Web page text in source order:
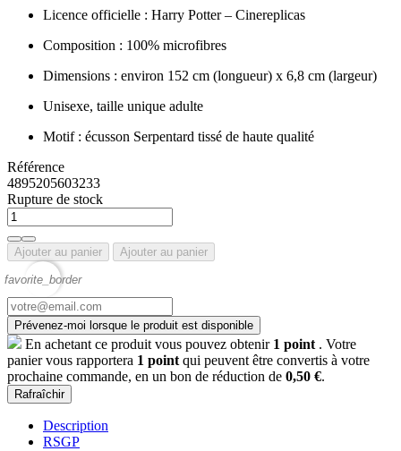
Licence officielle : Harry Potter – Cinereplicas
Composition : 100% microfibres
Dimensions : environ 152 cm (longueur) x 6,8 cm (largeur)
Unisexe, taille unique adulte
Motif : écusson Serpentard tissé de haute qualité
Référence
4895205603233
Rupture de stock
Ajouter au panier Ajouter au panier
favorite_border
Prévenez-moi lorsque le produit est disponible
En achetant ce produit vous pouvez obtenir 1 point . Votre
panier vous rapportera 1 point qui peuvent être convertis à votre
prochaine commande, en un bon de réduction de 0,50 €.
Description
RSGP